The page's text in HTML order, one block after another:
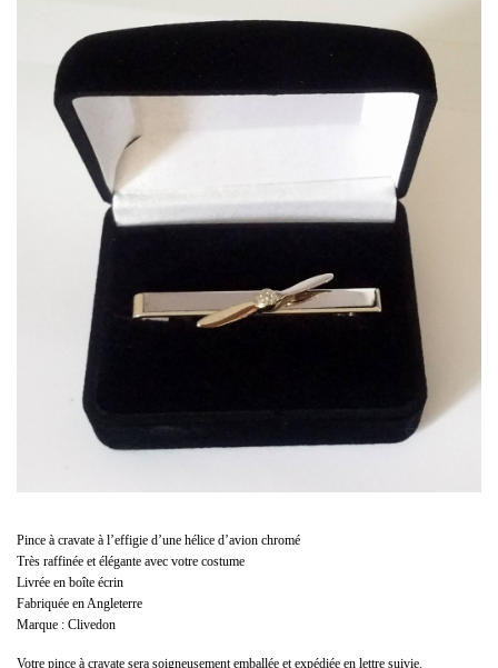
Pince à cravate à l’effigie d’une hélice d’avion chromé
Très raffinée et élégante avec votre costume
Livrée en boîte écrin
Fabriquée en Angleterre
Marque : Clivedon
Votre pince à cravate sera soigneusement emballée et expédiée en lettre suivie.